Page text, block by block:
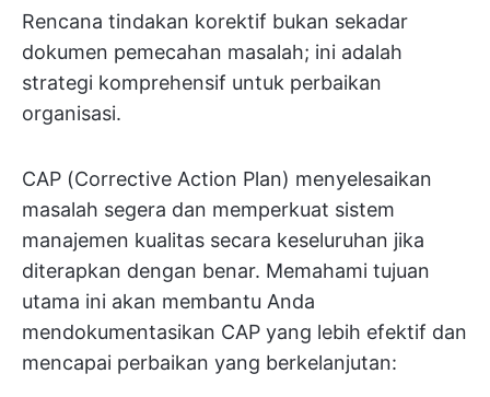
Rencana tindakan korektif bukan sekadar
dokumen pemecahan masalah; ini adalah
strategi komprehensif untuk perbaikan
organisasi.
CAP (Corrective Action Plan) menyelesaikan
masalah segera dan memperkuat sistem
manajemen kualitas secara keseluruhan jika
diterapkan dengan benar. Memahami tujuan
utama ini akan membantu Anda
mendokumentasikan CAP yang lebih efektif dan
mencapai perbaikan yang berkelanjutan: